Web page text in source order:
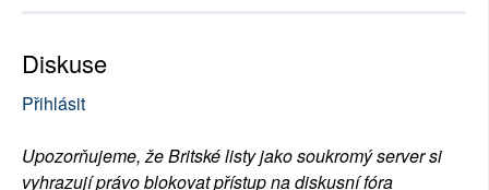
Diskuse
Přihlásit
Upozorňujeme, že Britské listy jako soukromý server si
vyhrazují právo blokovat přístup na diskusní fóra